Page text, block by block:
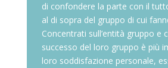
di confondere la parte con il
al di sopra del gruppo di cui
Concentrati sull’entità gruppo e
successo del loro gruppo è più
loro soddisfazione personale,